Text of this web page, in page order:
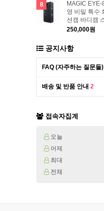
8
MAGIC
영 비밀 특수
션캠 바디캠
250,000원
공지사항
FAQ (자주하는 질문들)
배송 및 반품 안내 2
접속자집계
오늘
어제
최대
전체